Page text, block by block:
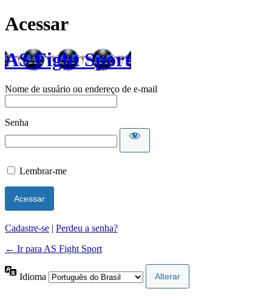
Acessar
AS Fight Sport
Nome de usuário ou endereço de e-mail
Senha
Lembrar-me
Cadastre-se | Perdeu a senha?
← Ir para AS Fight Sport
Idioma